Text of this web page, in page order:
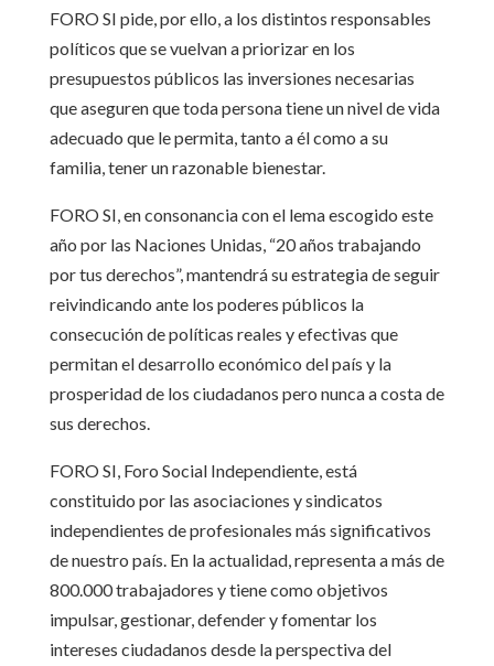
FORO SI pide, por ello, a los distintos responsables
políticos que se vuelvan a priorizar en los
presupuestos públicos las inversiones necesarias
que aseguren que toda persona tiene un nivel de vida
adecuado que le permita, tanto a él como a su
familia, tener un razonable bienestar.
FORO SI, en consonancia con el lema escogido este
año por las Naciones Unidas, “20 años trabajando
por tus derechos”, mantendrá su estrategia de seguir
reivindicando ante los poderes públicos la
consecución de políticas reales y efectivas que
permitan el desarrollo económico del país y la
prosperidad de los ciudadanos pero nunca a costa de
sus derechos.
FORO SI, Foro Social Independiente, está
constituido por las asociaciones y sindicatos
independientes de profesionales más significativos
de nuestro país. En la actualidad, representa a más de
800.000 trabajadores y tiene como objetivos
impulsar, gestionar, defender y fomentar los
intereses ciudadanos desde la perspectiva del